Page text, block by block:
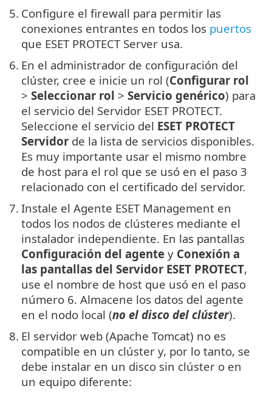
5. Configure el firewall para permitir las
conexiones entrantes en todos los puertos
que ESET PROTECT Server usa.
6. En el administrador de configuración del
clúster, cree e inicie un rol (Configurar rol
> Seleccionar rol > Servicio genérico) para
el servicio del Servidor ESET PROTECT.
Seleccione el servicio del ESET PROTECT
Servidor de la lista de servicios disponibles.
Es muy importante usar el mismo nombre
de host para el rol que se usó en el paso 3
relacionado con el certificado del servidor.
7. Instale el Agente ESET Management en
todos los nodos de clústeres mediante el
instalador independiente. En las pantallas
Configuración del agente y Conexión a
las pantallas del Servidor ESET PROTECT,
use el nombre de host que usó en el paso
número 6. Almacene los datos del agente
en el nodo local (no el disco del clúster).
8. El servidor web (Apache Tomcat) no es
compatible en un clúster y, por lo tanto, se
debe instalar en un disco sin clúster o en
un equipo diferente: